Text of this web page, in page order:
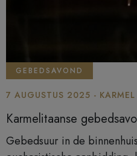
GEBEDSAVOND
7 AUGUSTUS 2025 -
Karmelitaanse
Gebedsuur in de